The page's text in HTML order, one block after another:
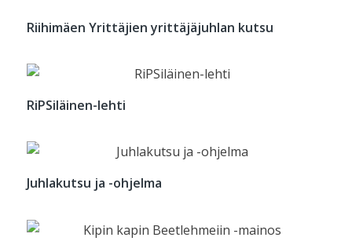
Riihimäen Yrittäjien yrittäjäjuhlan kutsu
RiPSiläinen-lehti
Juhlakutsu ja -ohjelma